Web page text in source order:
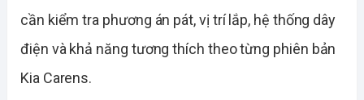
cần kiểm tra phương án pát, vị trí lắp, hệ thống dây
điện và khả năng tương thích theo từng phiên bản
Kia Carens.